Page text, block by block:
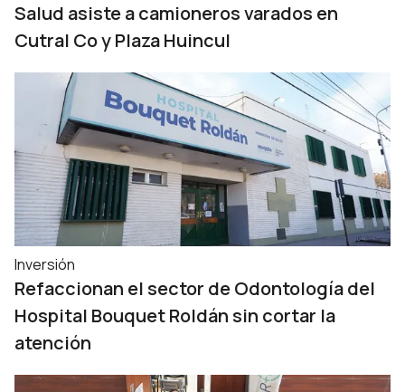
Salud asiste a camioneros varados en
Cutral Co y Plaza Huincul
Inversión
Refaccionan el sector de Odontología del
Hospital Bouquet Roldán sin cortar la
atención